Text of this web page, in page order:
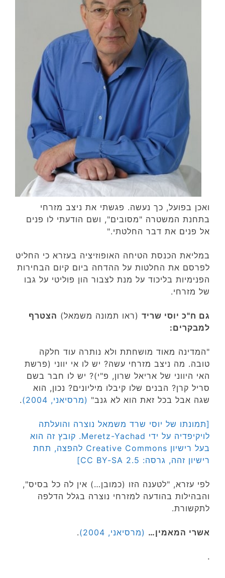
ואכן בפועל, כך נעשה. פגשתי את ניצב מזרחי
בתחנת המשטרה "מסובים", ושם הודעתי לו פנים
אל פנים את דבר החלטתי."
במליאת הכנסת הטיחה האופוזיציה בעזרא כי החליט
לפרסם את החלטות על ההדחה ביום קיום הבחירות
הפנימיות בליכוד על מנת לצבור הון פוליטי על גבו
של מזרחי.
גם ח"כ יוסי שריד (ראו תמונה משמאל) הצטרף
למבקרים:
"המדינה מאוד מושחתת ולא נותרה עוד חלקה
טובה. מה ניצב מזרחי עשה? יש לו אי יווני (פרשת
האי היווני של אריאל שרון, פ"י)? יש לו חבר בשם
סריל קרן? הבנים שלו קיבלו מיליונים? נכון, הוא
שגה אבל בכל זאת הוא לא גנב" (מרסיאני, 2004) .
[תמונתו של יוסי שרד משמאל נוצרה והועלתה
לויקיפדיה על ידי Meretz-Yachad. קובץ זה הוא
בעל רישיון Creative Commons להפצה, תחת
רישיון זהה, גרסה: CC BY-SA 2.5]
לפי עזרא, "לטענה הזו (כמובן…) אין לה כל בסיס",
והבהילות בהודעה למזרחי נוצרה בגלל הדלפה
לתקשורת.
אשרי המאמין… (מרסיאני, 2004) .
.